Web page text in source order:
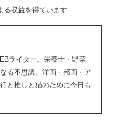
る収益を得ています
ライター。栄養士・野菜
る不思議。洋画・邦画・ア
と推しと猫のために今日も